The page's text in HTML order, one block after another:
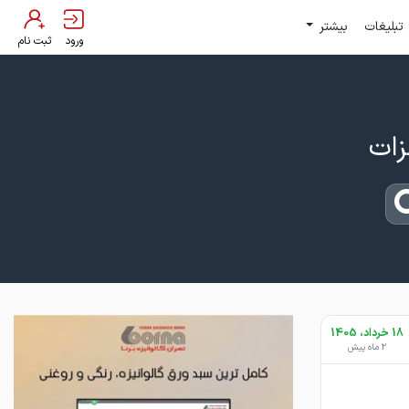
تبلیغات بیشتر
ورود ثبت نام
18 خرداد، 1405
2 ماه پیش